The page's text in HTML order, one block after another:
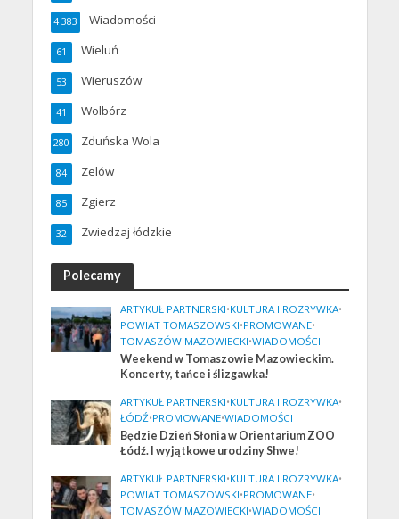
Wiadomości
4 383
Wieluń
61
Wieruszów
53
Wolbórz
41
Zduńska Wola
280
Zelów
84
Zgierz
85
Zwiedzaj łódzkie
32
Polecamy
ARTYKUŁ PARTNERSKI•KULTURA I ROZRYWKA•
POWIAT TOMASZOWSKI•PROMOWANE•
TOMASZÓW MAZOWIECKI•WIADOMOŚCI
Weekend w Tomaszowie Mazowieckim.
Koncerty, tańce i ślizgawka!
ARTYKUŁ PARTNERSKI•KULTURA I ROZRYWKA•
ŁÓDŹ•PROMOWANE•WIADOMOŚCI
Będzie Dzień Słonia w Orientarium ZOO
Łódź. I wyjątkowe urodziny Shwe!
ARTYKUŁ PARTNERSKI•KULTURA I ROZRYWKA•
POWIAT TOMASZOWSKI•PROMOWANE•
TOMASZÓW MAZOWIECKI•WIADOMOŚCI